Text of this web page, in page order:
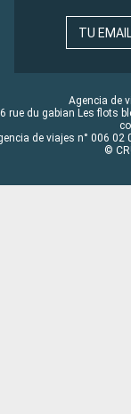
TU
Agencia de
rue du gabian Les flots
de viajes n° 006
©